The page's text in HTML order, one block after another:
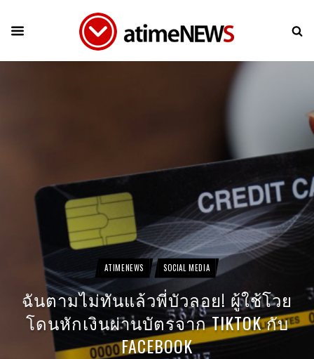
ATIMENEWS SOCIAL MEDIA
ฉันตามไม่ทันแล้วพี่บัวลอย! ผู้ใช้โวย
โดนหักเงินผ่านบัตรจาก TIKTOK กับ
FACEBOOK